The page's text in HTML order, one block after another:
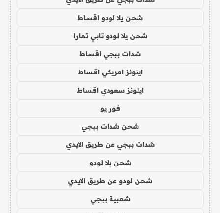
شحن يلا لودو اقساط
شحن يلا لودو تابي تمارا
شدات ببجي اقساط
ايتونز امريكي اقساط
ايتونز سعودي اقساط
فور يو
شحن شدات ببجي
شدات ببجي عن طريق الايدي
شحن يلا لودو
شحن لودو عن طريق الايدي
شعبية ببجي